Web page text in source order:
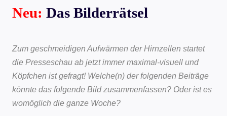
Neu: Das Bilderrätsel
Zum geschmeidigen Aufwärmen der Hirnzellen startet
die Presseschau ab jetzt immer maximal-visuell und
Köpfchen ist gefragt! Welche(n) der folgenden Beiträge
könnte das folgende Bild zusammenfassen? Oder ist es
womöglich die ganze Woche?